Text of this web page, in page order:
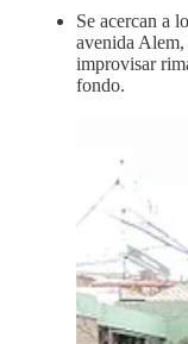
Se acercan a
avenida Alem,
improvisar
fondo.